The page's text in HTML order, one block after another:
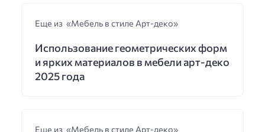
Еще из «Мебель в стиле Арт-деко»
Использование геометрических форм
и ярких материалов в мебели арт-деко
2025 года
Еще из «Мебель в стиле Арт-деко»